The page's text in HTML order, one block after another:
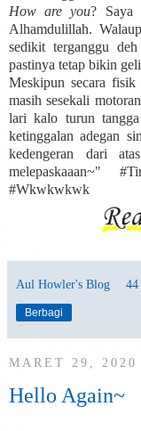
How are you? Saya
Alhamdulillah.
sedikit terganggu
pastinya tetap bikin
Meskipun secara fisik
masih sesekali
lari kalo turun
ketinggalan adegan
kedengeran dari
melepaskaaan~"
#Wkwkwkwk
Aul Howler's Blog 44
Berbagi
MARET 29, 2020
Hello Again~